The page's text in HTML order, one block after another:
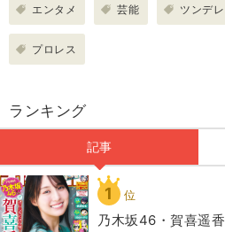
エンタメ 芸能 ツンデレ
プロレス
ランキング
記事
1 位
乃木坂46・賀喜遥